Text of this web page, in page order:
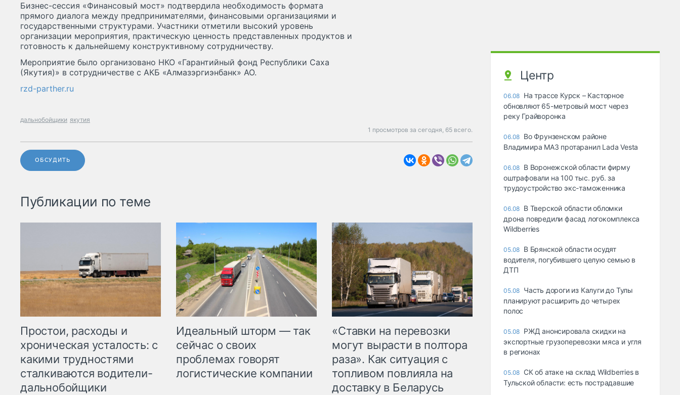
Бизнес-сессия «Финансовый мост» подтвердила необходимость формата
прямого диалога между предпринимателями, финансовыми организациями и
государственными структурами. Участники отметили высокий уровень
организации мероприятия, практическую ценность представленных продуктов и
готовность к дальнейшему конструктивному сотрудничеству.
Мероприятие было организовано НКО «Гарантийный фонд Республики Саха
(Якутия)» в сотрудничестве с АКБ «Алмазэргиэнбанк» АО.
rzd-parther.ru
дальнобойщики якутия
1 просмотров за сегодня, 65 всего.
ОБСУДИТЬ
Публикации по теме
Простои, расходы и
хроническая усталость: с
какими трудностями
сталкиваются водители-
дальнобойщики
Идеальный шторм — так
сейчас о своих
проблемах говорят
логистические компании
«Ставки на перевозки
могут вырасти в полтора
раза». Как ситуация с
топливом повлияла на
доставку в Беларусь
Центр
06.08 На трассе Курск – Касторное
обновляют 65-метровый мост через
реку Грайворонка
06.08 Во Фрунзенском районе
Владимира МАЗ протаранил Lada Vesta
06.08 В Воронежской области фирму
оштрафовали на 100 тыс. руб. за
трудоустройство экс-таможенника
06.08 В Тверской области обломки
дрона повредили фасад логокомплекса
Wildberries
05.08 В Брянской области осудят
водителя, погубившего целую семью в
ДТП
05.08 Часть дороги из Калуги до Тулы
планируют расширить до четырех
полос
05.08 РЖД анонсировала скидки на
экспортные грузоперевозки мяса и угля
в регионах
05.08 СК об атаке на склад Wildberries в
Тульской области: есть пострадавшие